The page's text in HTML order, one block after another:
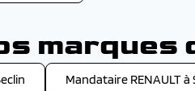
marques
Mandataire RENAULT à